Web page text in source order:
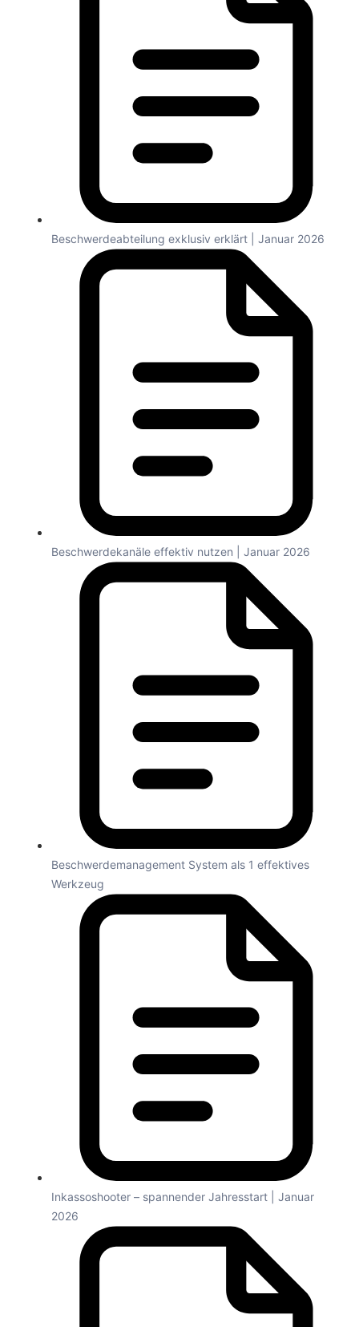
Beschwerdeabteilung exklusiv erklärt | Januar 2026
Beschwerdekanäle effektiv nutzen | Januar 2026
Beschwerdemanagement System als 1 effektives
Werkzeug
Inkassoshooter – spannender Jahresstart | Januar
2026